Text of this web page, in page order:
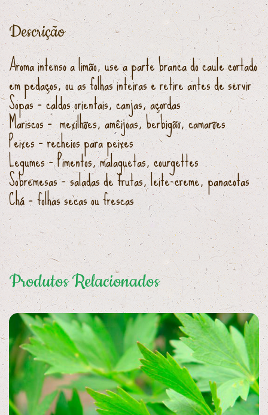
Descrição
Aroma intenso a limão, use a parte branca do caule cortado
em pedaços, ou as folhas inteiras e retire antes de servir
Sopas – caldos orientais, canjas, açordas
Mariscos – mexilhões, amêijoas, berbigão, camarões
Peixes – recheios para peixes
Legumes – Pimentos, malaguetas, courgettes
Sobremesas – saladas de frutas, leite-creme, panacotas
Chá – folhas secas ou frescas
Produtos Relacionados